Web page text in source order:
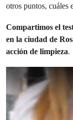
otros puntos, cuáles
Compartimos el
en la ciudad de
acción de limpieza.